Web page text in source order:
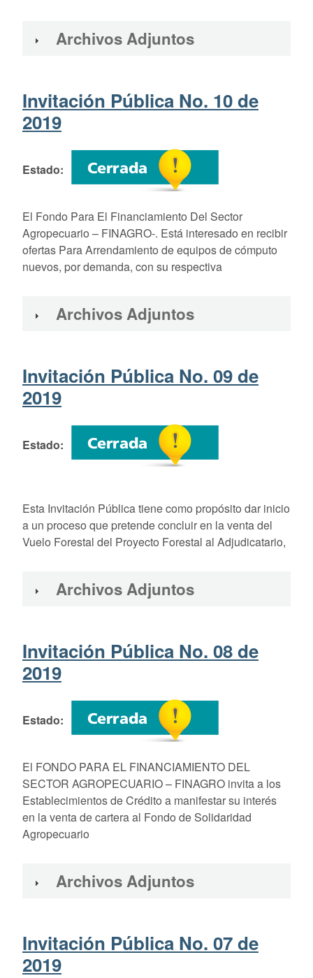
Archivos Adjuntos
Invitación Pública No. 10 de
2019
Estado
El Fondo Para El Financiamiento Del Sector
Agropecuario – FINAGRO-. Está interesado en recibir
ofertas Para Arrendamiento de equipos de cómputo
nuevos, por demanda, con su respectiva
Archivos Adjuntos
Invitación Pública No. 09 de
2019
Estado
Esta Invitación Pública tiene como propósito dar inicio
a un proceso que pretende concluir en la venta del
Vuelo Forestal del Proyecto Forestal al Adjudicatario,
Archivos Adjuntos
Invitación Pública No. 08 de
2019
Estado
El FONDO PARA EL FINANCIAMIENTO DEL
SECTOR AGROPECUARIO – FINAGRO invita a los
Establecimientos de Crédito a manifestar su interés
en la venta de cartera al Fondo de Solidaridad
Agropecuario
Archivos Adjuntos
Invitación Pública No. 07 de
2019